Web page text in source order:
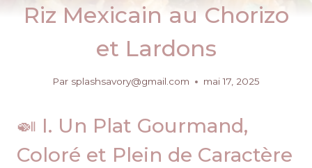
Riz Mexicain au Chorizo
et Lardons
Par splashsavory@gmail.com mai 17, 2025
🍛 I. Un Plat Gourmand,
Coloré et Plein de Caractère